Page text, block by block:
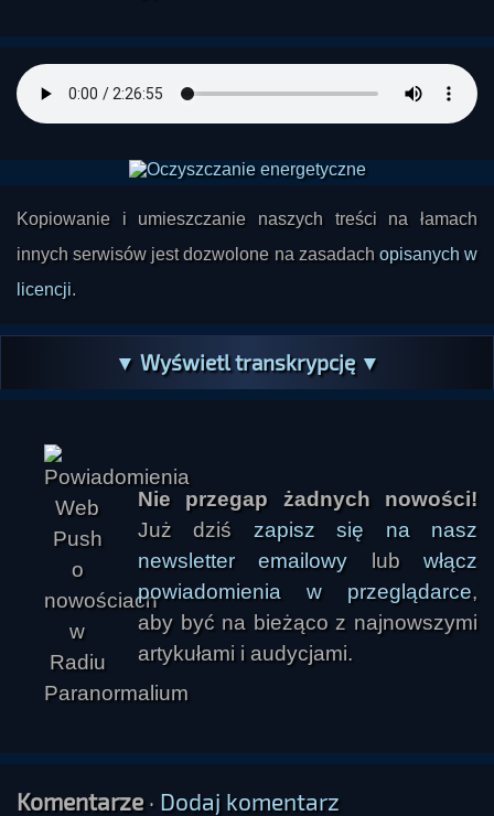
Kopiowanie i umieszczanie naszych treści na łamach
innych serwisów jest dozwolone na zasadach opisanych w
licencji.
▼ Wyświetl transkrypcję ▼
Nie przegap żadnych nowości!
Już dziś zapisz się na nasz
newsletter emailowy lubwłącz
powiadomienia w przeglądarce,
aby być na bieżąco z najnowszymi
artykułami i audycjami.
Komentarze· Dodaj komentarz